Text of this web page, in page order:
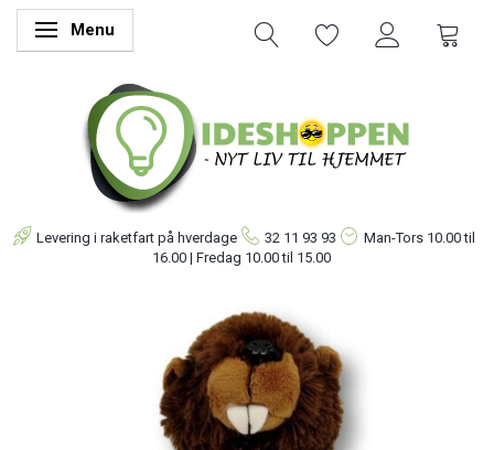
Skifte navigation
Menu
Levering i raketfart på hverdage 32 11 93 93 Man-Tors 10.00 til
16.00 | Fredag 10.00 til 15.00